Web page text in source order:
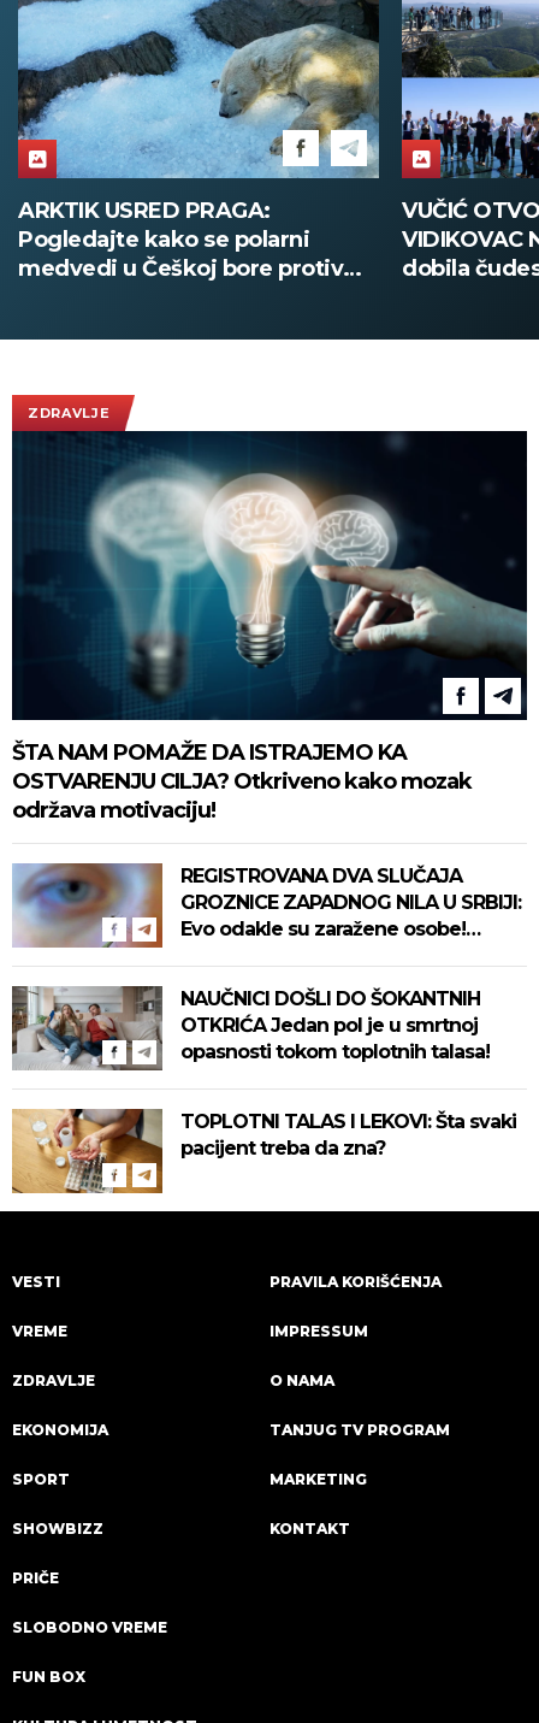
ARKTIK USRED PRAGA:
Pogledajte kako se polarni
medvedi u Češkoj bore protiv
VUČIĆ
VIDIKOVAC
dobila
ZDRAVLJE
ŠTA NAM POMAŽE DA ISTRAJEMO KA
OSTVARENJU CILJA? Otkriveno kako mozak
održava motivaciju!
REGISTROVANA DVA SLUČAJA
GROZNICE ZAPADNOG NILA U SRBIJI:
Evo odakle su zaražene osobe!
NAUČNICI DOŠLI DO ŠOKANTNIH
OTKRIĆA Jedan pol je u smrtnoj
opasnosti tokom toplotnih talasa!
TOPLOTNI TALAS I LEKOVI: Šta svaki
pacijent treba da zna?
VESTI
VREME
ZDRAVLJE
EKONOMIJA
SPORT
SHOWBIZZ
PRIČE
SLOBODNO VREME
FUN BOX
PRAVILA KORIŠĆENJA
IMPRESSUM
O NAMA
TANJUG TV PROGRAM
MARKETING
KONTAKT